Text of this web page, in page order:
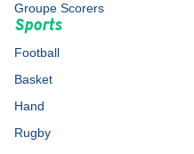
Groupe Scorers
Sports
Football
Basket
Hand
Rugby